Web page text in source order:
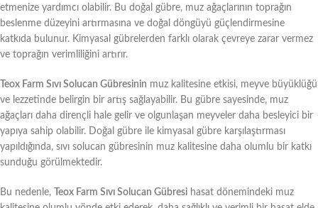
etmenize yardımcı olabilir. Bu doğal gübre, muz ağaçlarının toprağın
beslenme düzeyini artırmasına ve doğal döngüyü güçlendirmesine
katkıda bulunur. Kimyasal gübrelerden farklı olarak çevreye zarar vermez
ve toprağın verimliliğini artırır.
Teox Farm Sıvı Solucan Gübresinin muz kalitesine etkisi, meyve büyüklüğü
ve lezzetinde belirgin bir artış sağlayabilir. Bu gübre sayesinde, muz
ağaçları daha dirençli hale gelir ve olgunlaşan meyveler daha besleyici bir
yapıya sahip olabilir. Doğal gübre ile kimyasal gübre karşılaştırması
yapıldığında, sıvı solucan gübresinin muz kalitesine daha olumlu bir katkı
sunduğu görülmektedir.
Bu nedenle, Teox Farm Sıvı Solucan Gübresi hasat dönemindeki muz